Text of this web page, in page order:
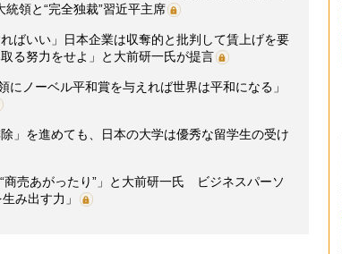
領と“完全独裁”習近平主席
ばいい」日本企業は収奪的と批判して賃上げを要
る努力をせよ」と大前研一氏が提言
にノーベル平和賞を与えれば世界は平和になる」
」を進めても、日本の大学は優秀な留学生の受け
売あがったり”」と大前研一氏 ビジネスパーソ
み出す力」